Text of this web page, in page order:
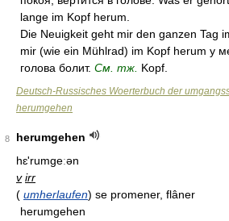
lange im Kopf herum.
Die Neuigkeit geht mir den ganzen Tag
mir (wie ein Mühlrad) im Kopf herum у
голова болит. См. тж. Kopf.
Deutsch-Russisches Woerterbuch der
herumgehen
8
herumgehen
hɛ'rumgeːən
v irr
( umherlaufen) se promener, flâner
herumgehen